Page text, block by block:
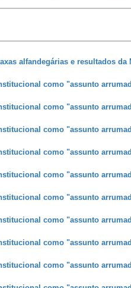
alfandegárias e resultados da
como "assunto
como "assunto
como "assunto
como "assunto
como "assunto
como "assunto
como "assunto
como "assunto
como "assunto